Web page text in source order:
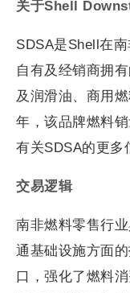
关于Shell
SDSA是Shell在
自有及经销商拥
及润滑油、商用
年，该品牌燃料
有关SDSA的更多
交易逻辑
南非燃料零售行
通基础设施方面
口，强化了燃料